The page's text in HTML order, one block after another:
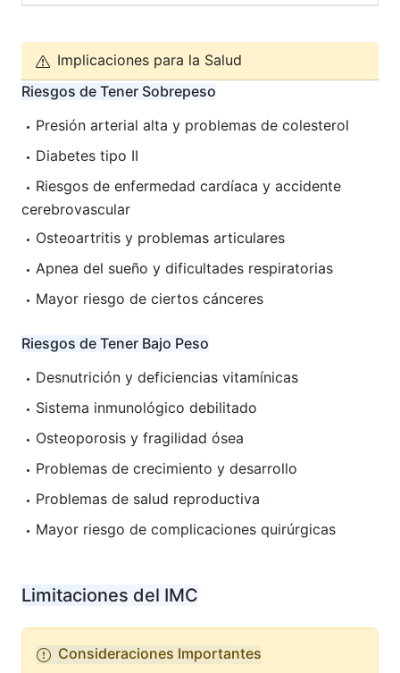
Implicaciones para la Salud
Riesgos de Tener Sobrepeso
Presión arterial alta y problemas de colesterol
Diabetes tipo II
Riesgos de enfermedad cardíaca y accidente
cerebrovascular
Osteoartritis y problemas articulares
Apnea del sueño y dificultades respiratorias
Mayor riesgo de ciertos cánceres
Riesgos de Tener Bajo Peso
Desnutrición y deficiencias vitamínicas
Sistema inmunológico debilitado
Osteoporosis y fragilidad ósea
Problemas de crecimiento y desarrollo
Problemas de salud reproductiva
Mayor riesgo de complicaciones quirúrgicas
Limitaciones del IMC
Consideraciones Importantes